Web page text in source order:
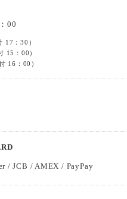
00
17：30）
15：00）
16：00）
/ JCB / AMEX / PayPay